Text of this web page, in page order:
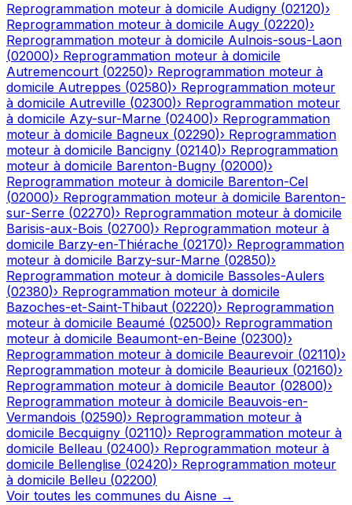
Reprogrammation moteur à domicile Audigny (02120)›
Reprogrammation moteur à domicile Augy (02220)›
Reprogrammation moteur à domicile Aulnois-sous-Laon
(02000)› Reprogrammation moteur à domicile
Autremencourt (02250)› Reprogrammation moteur à
domicile Autreppes (02580)› Reprogrammation moteur
à domicile Autreville (02300)› Reprogrammation moteur
à domicile Azy-sur-Marne (02400)› Reprogrammation
moteur à domicile Bagneux (02290)› Reprogrammation
moteur à domicile Bancigny (02140)› Reprogrammation
moteur à domicile Barenton-Bugny (02000)›
Reprogrammation moteur à domicile Barenton-Cel
(02000)› Reprogrammation moteur à domicile Barenton-
sur-Serre (02270)› Reprogrammation moteur à domicile
Barisis-aux-Bois (02700)› Reprogrammation moteur à
domicile Barzy-en-Thiérache (02170)› Reprogrammation
moteur à domicile Barzy-sur-Marne (02850)›
Reprogrammation moteur à domicile Bassoles-Aulers
(02380)› Reprogrammation moteur à domicile
Bazoches-et-Saint-Thibaut (02220)› Reprogrammation
moteur à domicile Beaumé (02500)› Reprogrammation
moteur à domicile Beaumont-en-Beine (02300)›
Reprogrammation moteur à domicile Beaurevoir (02110)›
Reprogrammation moteur à domicile Beaurieux (02160)›
Reprogrammation moteur à domicile Beautor (02800)›
Reprogrammation moteur à domicile Beauvois-en-
Vermandois (02590)› Reprogrammation moteur à
domicile Becquigny (02110)› Reprogrammation moteur à
domicile Belleau (02400)› Reprogrammation moteur à
domicile Bellenglise (02420)› Reprogrammation moteur
à domicile Belleu (02200)
Voir toutes les communes du Aisne →